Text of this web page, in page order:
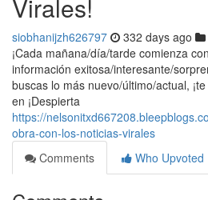
Virales!
siobhanijzh626797 332 days ago
¡Cada mañana/día/tarde comienza
información exitosa/interesante/
buscas lo más nuevo/último/actual,
en ¡Despierta
https://
obra-con-los-noticias-virales
Comments
Who Upvoted